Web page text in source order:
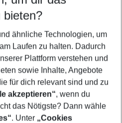
5-8 Nächte
anzeigen
bieten?
ähnliche Technologien, um
Laufen zu halten. Dadurch
Plattform verstehen und
sowie Inhalte, Angebote
für dich relevant sind und zu
akzeptieren“, wenn du
das Nötigste? Dann wähle
. Unter „Cookies